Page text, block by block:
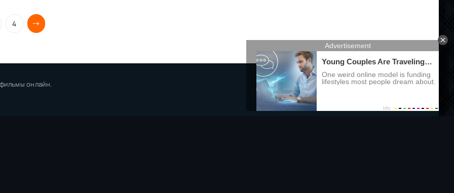
4
онлайн.
Правообладателям